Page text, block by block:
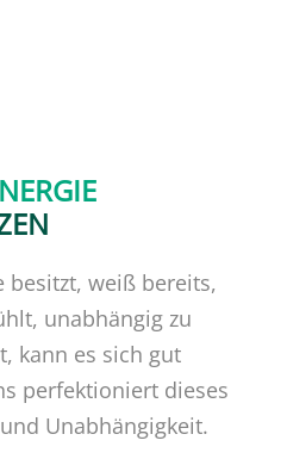
weiß bereits,
unabhängig zu
kann es sich gut
perfektioniert dieses
Unabhängigkeit.